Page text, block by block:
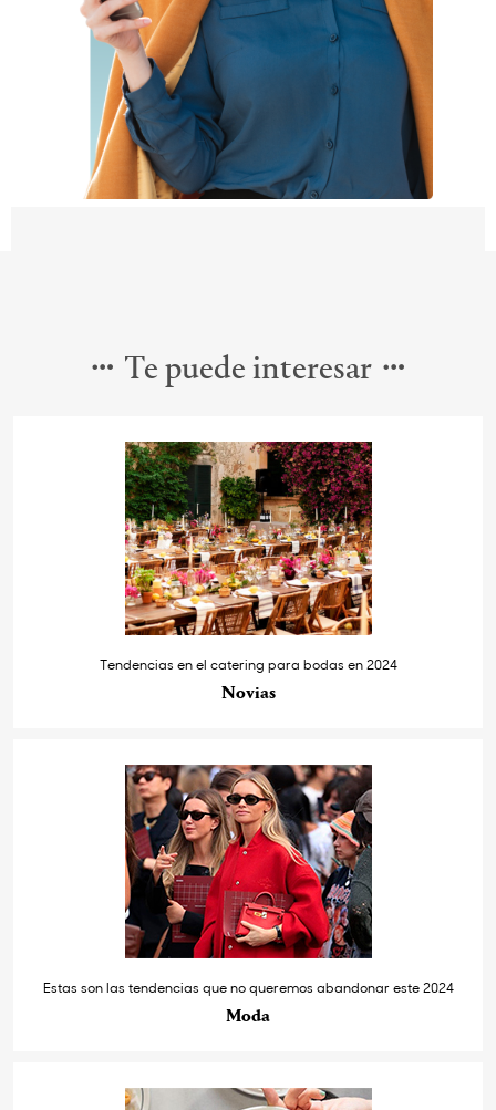
Te puede interesar
Tendencias en el catering para bodas en 2024
Novias
Estas son las tendencias que no queremos abandonar este 2024
Moda